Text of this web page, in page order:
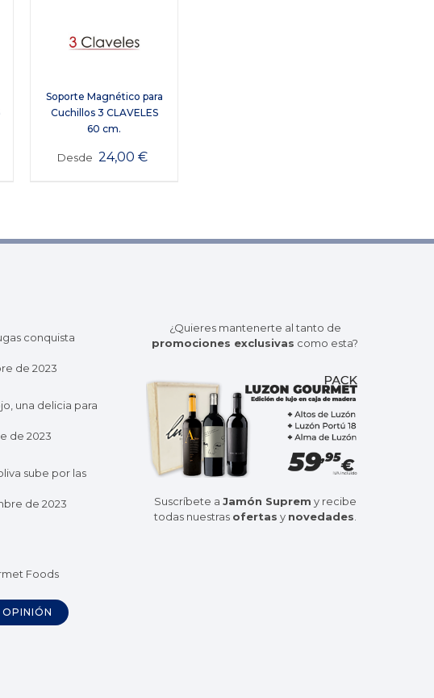
Soporte Magnético para
Cuchillos 3 CLAVELES
60 cm.
Desde 24,00€
conquista
de 2023
una delicia para
de 2023
sube por las
de 2023
¿Quieres mantenerte al tanto de
promociones exclusivas como esta?
Suscríbete a Jamón Suprem y recibe
todas nuestras ofertas y novedades.